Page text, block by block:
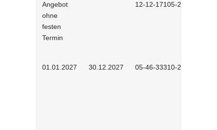
Angebot
ohne
festen
Termin
12-12-17105-2601
01.01.2027 30.12.2027 05-46-33310-2701